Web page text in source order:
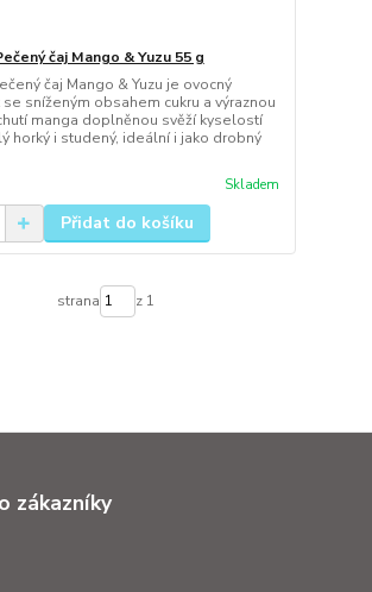
čaj Mango & Yuzu 55 g
čaj Mango & Yuzu je ovocný
sníženým obsahem cukru a výraznou
manga doplněnou svěží kyselostí
horký i studený, ideální i jako drobný
Skladem
Přidat do košíku
strana z 1
zákazníky